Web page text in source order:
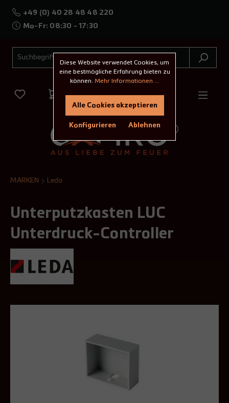
+49 (0) 40 28 48 48 220
Mo-Fr: 08:30 - 17:30
MARKEN Leda
Unterputzkasten LUC
Unterdruck-Controller
Diese Website verwendet Cookies, um
eine bestmögliche Erfahrung bieten zu
können. Mehr Informationen ...
Ablehnen
Konfigurieren
Alle Cookies akzeptieren